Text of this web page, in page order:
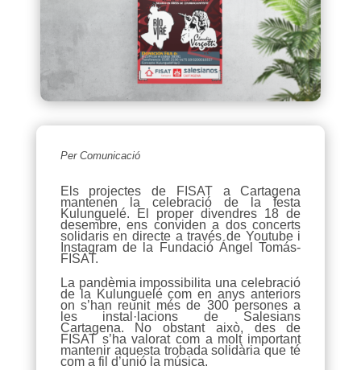
Per Comunicació
Els projectes de FISAT a Cartagena
mantenen la celebració de la festa
Kulunguelé. El proper divendres 18 de
desembre, ens conviden a dos concerts
solidaris en directe a través de Youtube i
Instagram de la Fundació Ángel Tomás-
FISAT.
La pandèmia impossibilita una celebració
de la Kulunguelé com en anys anteriors
on s’han reunit més de 300 persones a
les instal·lacions de Salesians
Cartagena. No obstant això, des de
FISAT s’ha valorat com a molt important
mantenir aquesta trobada solidària que té
com a fil d’unió la música.